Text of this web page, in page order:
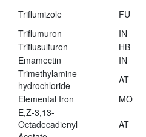
Triflumizole
FU
Triflumuron
IN
Triflusulfuron
HB
Emamectin
IN
Trimethylamine
hydrochloride
AT
Elemental Iron
MO
E,Z-3,13-
Octadecadienyl
AT